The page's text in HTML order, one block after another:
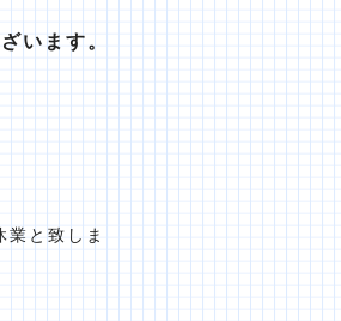
います。
と致しま